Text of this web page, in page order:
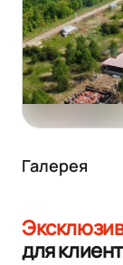
Галерея
для